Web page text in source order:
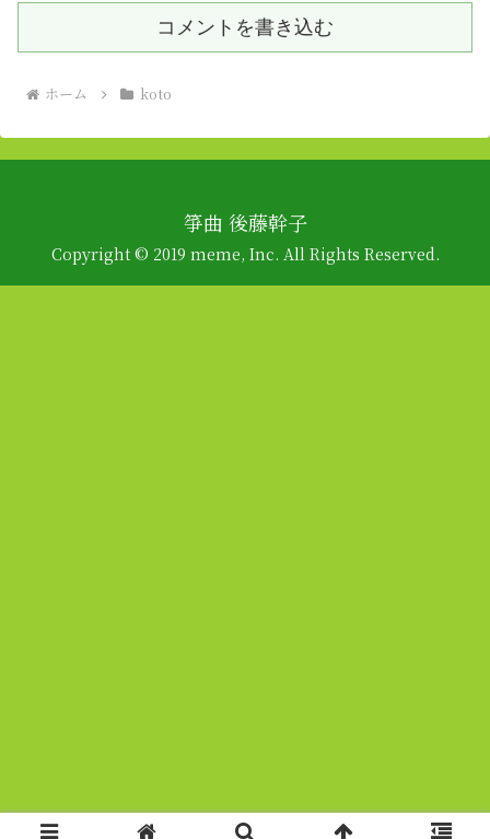
コメントを書き込む
ホーム koto
箏曲 後藤幹子
Copyright © 2019 meme, Inc. All Rights Reserved.